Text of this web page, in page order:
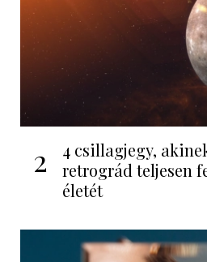
2
4 csillagjegy,
retrográd teljesen
életét